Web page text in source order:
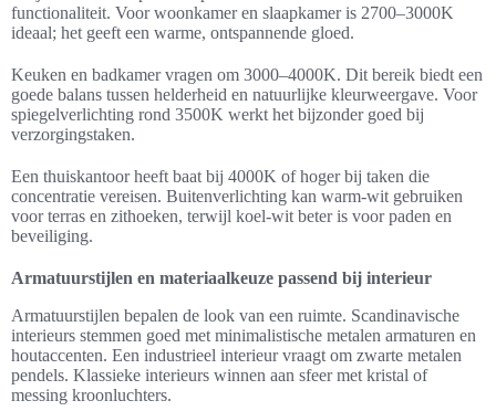
functionaliteit. Voor woonkamer en slaapkamer is 2700–3000K
ideaal; het geeft een warme, ontspannende gloed.
Keuken en badkamer vragen om 3000–4000K. Dit bereik biedt een
goede balans tussen helderheid en natuurlijke kleurweergave. Voor
spiegelverlichting rond 3500K werkt het bijzonder goed bij
verzorgingstaken.
Een thuiskantoor heeft baat bij 4000K of hoger bij taken die
concentratie vereisen. Buitenverlichting kan warm-wit gebruiken
voor terras en zithoeken, terwijl koel-wit beter is voor paden en
beveiliging.
Armatuurstijlen en materiaalkeuze passend bij interieur
Armatuurstijlen bepalen de look van een ruimte. Scandinavische
interieurs stemmen goed met minimalistische metalen armaturen en
houtaccenten. Een industrieel interieur vraagt om zwarte metalen
pendels. Klassieke interieurs winnen aan sfeer met kristal of
messing kroonluchters.